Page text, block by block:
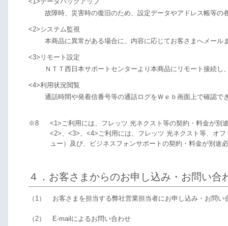
故障時、災害時の復旧のため、設定データやアドレス帳等の
<2>システム監視
本商品に異常がある場合に、内容に応じてお客さまへメール
<3>リモート設定
ＮＴＴ西日本サポートセンターより本商品にリモート接続
<4>利用状況閲覧
通話時間や発着信番号等の通話ログをＷｅｂ画面上で確認で
※8
<1>ご利用には、フレッツ 光ネクスト等の契約・料金が別
<2>、<3>、<4>ご利用には、フレッツ 光ネクスト等、オ
ュー）及び、ビジネスフォンサポートの契約・料金が別途
４．お客さまからのお申し込み・お問い合
（1） お客さまを担当する弊社営業担当者にお申し込み・お問い
（2）
E-mailによるお問い合わせ